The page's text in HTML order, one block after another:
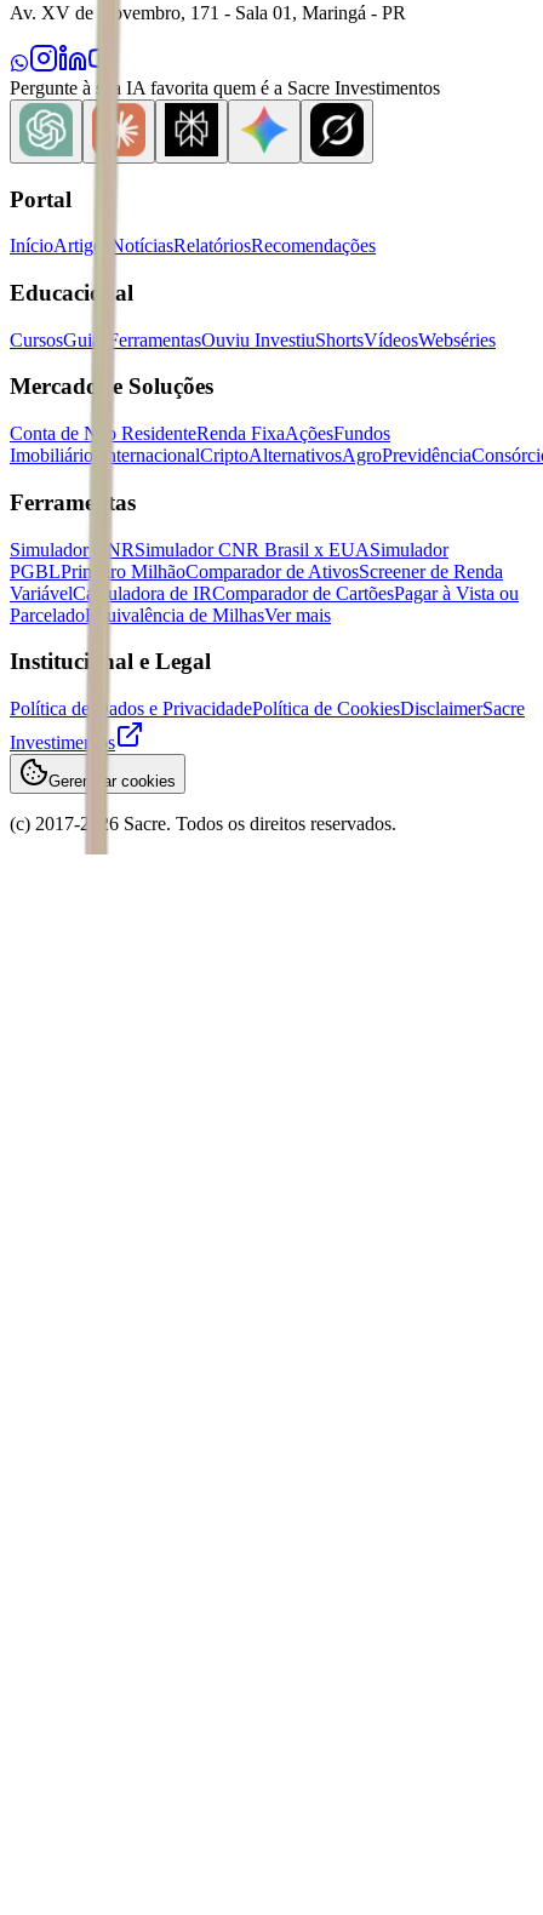
Av. XV de Novembro, 171 - Sala 01, Maringá - PR
Pergunte à sua IA favorita quem é a Sacre Investimentos
Portal
InícioArtigos NotíciasRelatóriosRecomendações
Educacional
CursosGuias FerramentasOuviu InvestiuShortsVídeosWebséries
Mercados e Soluções
Conta de Não ResidenteRenda FixaAçõesFundos
Imobiliários
InternacionalCriptoAlternativosAgroPrevidência
Ferramentas
Simulador CNRSimulador CNR Brasil x EUASimulador
PGBLPrimeiro MilhãoComparador de AtivosScreener de Renda
VariávelCalculadora de IRComparador de CartõesPagar à Vista ou
ParceladoEquivalência de MilhasVer mais
Institucional e Legal
Política de Dados e PrivacidadePolítica de CookiesDisclaimerSacre
Investimentos
Gerenciar cookies
(c) 2017-2026 Sacre. Todos os direitos reservados.